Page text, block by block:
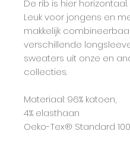
De rib is hier horizontaal.
Leuk voor jongens en
makkelijk
verschillende
sweaters uit onze en
collecties.
Materiaal: 96% katoen,
4% elasthaan
Oeko-Tex® Standard 100